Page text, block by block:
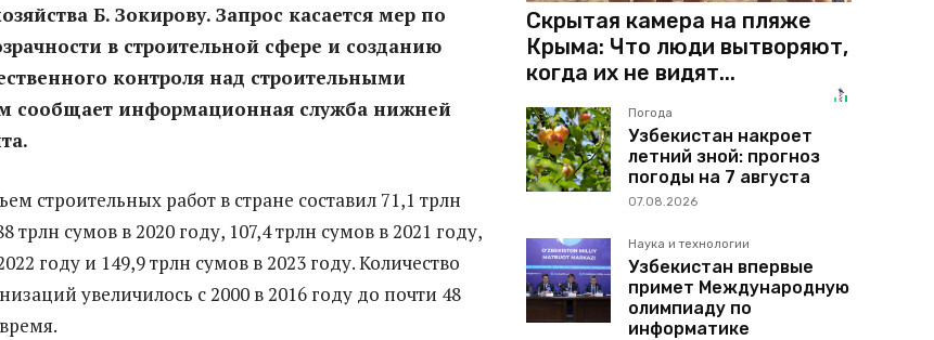
Б. Зокирову. Запрос касается мер по
в строительной сфере и созданию
контроля над строительными
сообщает информационная служба нижней
строительных работ в стране составил 71,1 трлн
трлн сумов в 2020 году, 107,4 трлн сумов в 2021 году,
году и 149,9 трлн сумов в 2023 году. Количество
увеличилось с 2000 в 2016 году до почти 48
Скрытая камера на пляже
Крыма: Что люди вытворяют,
когда их не видят...
Погода
Узбекистан накроет
летний зной: прогноз
погоды на 7 августа
07.08.2026
Наука и технологии
Узбекистан впервые
примет Международную
олимпиаду по
информатике